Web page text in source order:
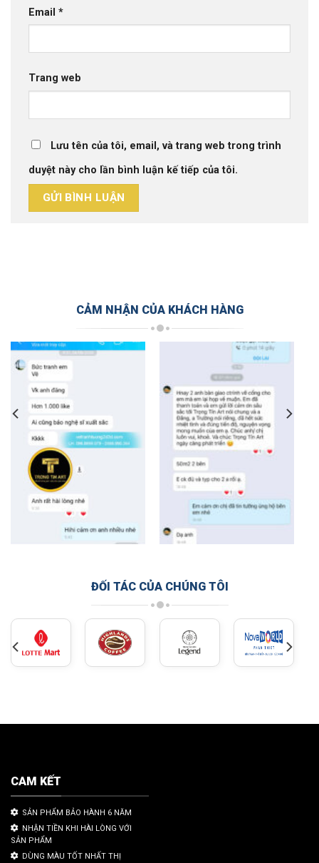
Email *
Trang web
Lưu tên của tôi, email, và trang web trong trình
duyệt này cho lần bình luận kế tiếp của tôi.
CẢM NHẬN CỦA KHÁCH HÀNG
ĐỐI TÁC CỦA CHÚNG TÔI
CAM KẾT
SẢN PHẨM BẢO HÀNH 6 NĂM
NHẬN TIỀN KHI HÀI LÒNG VỚI
SẢN PHẨM
DÙNG MÀU TỐT NHẤT THỊ